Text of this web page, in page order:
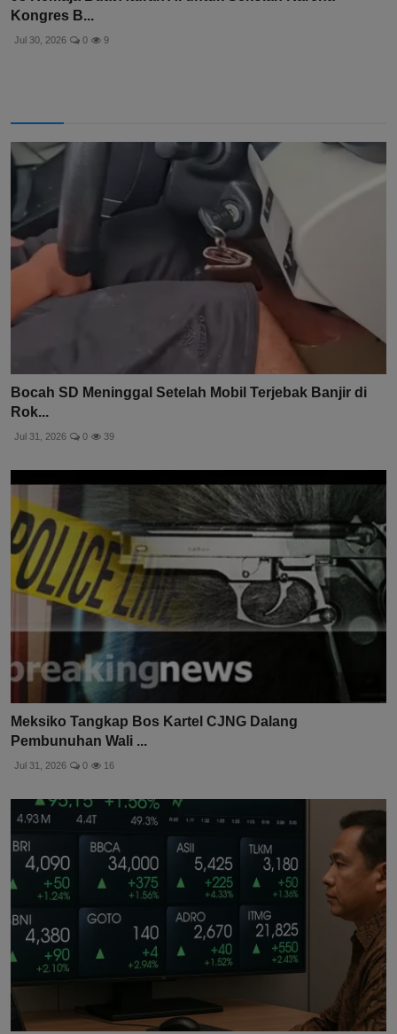
Kongres B...
Jul 30, 2026 0 9
Bocah SD Meninggal Setelah Mobil Terjebak Banjir di
Rok...
Jul 31, 2026 0 39
Meksiko Tangkap Bos Kartel CJNG Dalang
Pembunuhan Wali ...
Jul 31, 2026 0 16